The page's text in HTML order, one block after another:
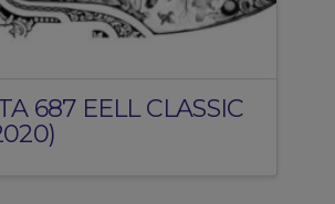
687 EELL CLASSIC